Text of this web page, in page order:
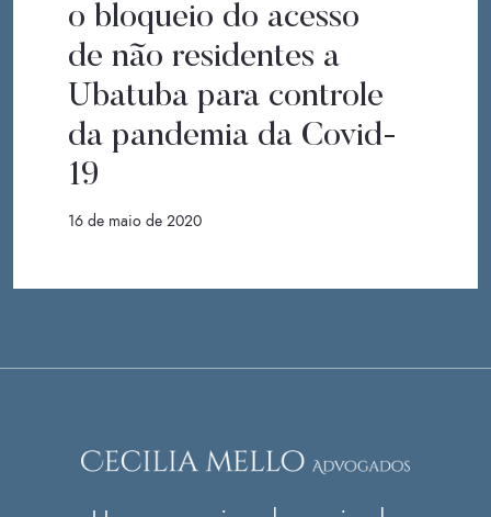
o bloqueio do acesso
de não residentes a
Ubatuba para controle
da pandemia da Covid-
19
16 de maio de 2020